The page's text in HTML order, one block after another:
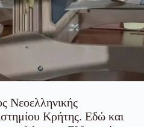
Νεοελληνικής
Κρήτης. Εδώ και